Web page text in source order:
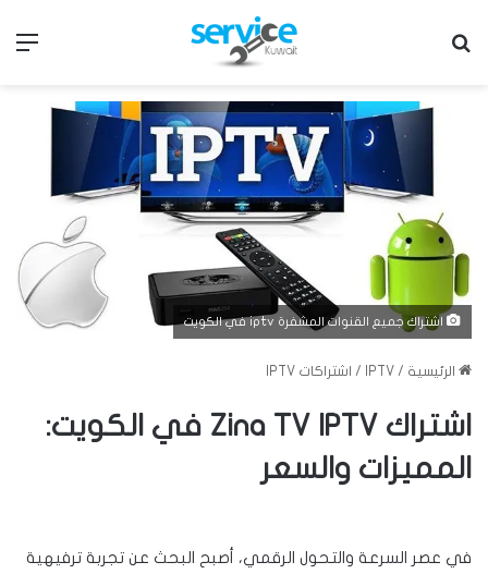
اشتراك جميع القنوات المشفرة iptv في الكويت
الرئيسية /
IPTV
/ اشتراكات IPTV
اشتراك Zina TV IPTV في الكويت:
المميزات والسعر
في عصر السرعة والتحول الرقمي، أصبح البحث عن تجربة ترفيهية